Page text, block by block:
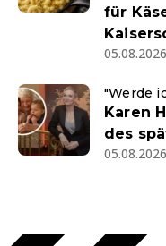
für
"Werde
Karen
des